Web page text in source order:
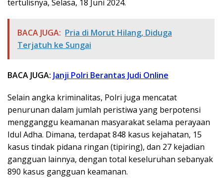
tertulisnya, Selasa, 18 Juni 2024.
BACA JUGA: Pria di Morut Hilang, Diduga
Terjatuh ke Sungai
BACA JUGA: Janji Polri Berantas Judi Online
Selain angka kriminalitas, Polri juga mencatat
penurunan dalam jumlah peristiwa yang berpotensi
mengganggu keamanan masyarakat selama perayaan
Idul Adha. Dimana, terdapat 848 kasus kejahatan, 15
kasus tindak pidana ringan (tipiring), dan 27 kejadian
gangguan lainnya, dengan total keseluruhan sebanyak
890 kasus gangguan keamanan.